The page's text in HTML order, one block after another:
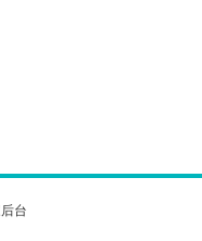
台